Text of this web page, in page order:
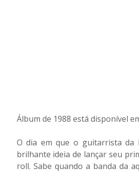
Álbum de 1988 está disponível
O dia em que o guitarrista da
brilhante ideia de lançar seu
roll. Sabe quando a banda da